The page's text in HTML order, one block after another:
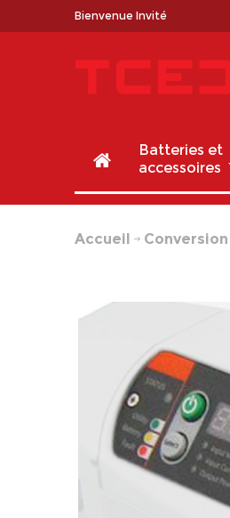
Bienvenue Invité
Batteries et
accessoires
Accueil